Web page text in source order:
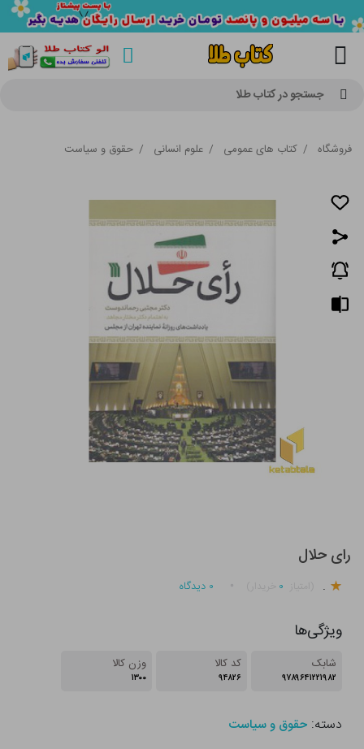
جستجو در کتاب طلا
فروشگاه / کتاب های عمومی / علوم انسانی / حقوق و سیاست
رای حلال
. ۰ ۰ دیدگاه
ویژگی‌ها
شابک
۹۷۸۹۶۴۱۲۲۱۹۸۲
کد کالا
۹۴۸۲۶
وزن کالا
۱۳۰۰
دسته:حقوق و سیاست